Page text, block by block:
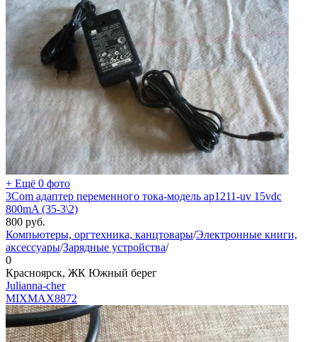
+ Ещё 0 фото
3Com адаптер переменного тока-модель ap1211-uv 15vdc
800mA (35-3\2)
800 руб.
Компьютеры, оргтехника, канцтовары/Электронные книги,
аксессуары/Зарядные устройства/
0
Красноярск, ЖК Южный берег
Julianna-cher
MIXMAX8872